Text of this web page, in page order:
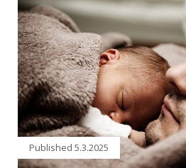
Published 5.3.2025